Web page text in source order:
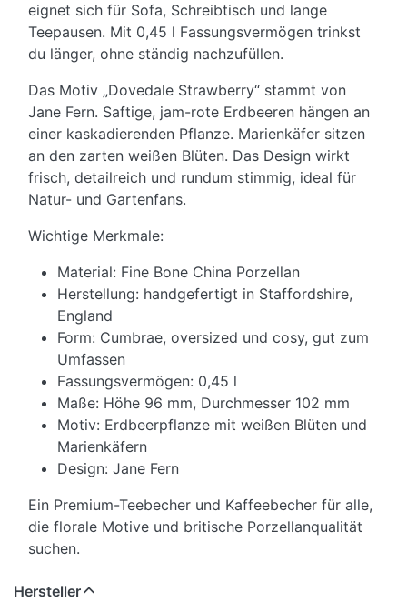
eignet sich für Sofa, Schreibtisch und lange
Teepausen. Mit 0,45 l Fassungsvermögen trinkst
du länger, ohne ständig nachzufüllen.
Das Motiv „Dovedale Strawberry“ stammt von
Jane Fern. Saftige, jam-rote Erdbeeren hängen an
einer kaskadierenden Pflanze. Marienkäfer sitzen
an den zarten weißen Blüten. Das Design wirkt
frisch, detailreich und rundum stimmig, ideal für
Natur- und Gartenfans.
Wichtige Merkmale:
Material: Fine Bone China Porzellan
Herstellung: handgefertigt in Staffordshire,
England
Form: Cumbrae, oversized und cosy, gut zum
Umfassen
Fassungsvermögen: 0,45 l
Maße: Höhe 96 mm, Durchmesser 102 mm
Motiv: Erdbeerpflanze mit weißen Blüten und
Marienkäfern
Design: Jane Fern
Ein Premium-Teebecher und Kaffeebecher für alle,
die florale Motive und britische Porzellanqualität
suchen.
Hersteller